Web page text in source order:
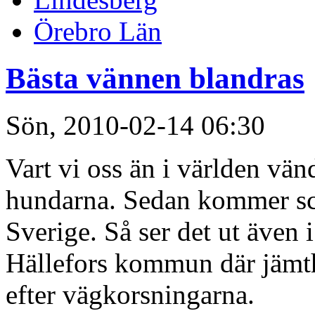
Örebro Län
Bästa vännen blandras
Sön, 2010-02-14 06:30
Vart vi oss än i världen
hundarna. Sedan kommer
Sverige. Så ser det ut även
Hällefors kommun där
efter vägkorsningarna.